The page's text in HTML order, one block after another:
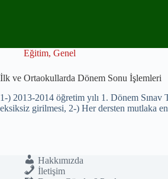
Eğitim, Genel
İlk ve Ortaokullarda Dönem Sonu İşlemleri
1-) 2013-2014 öğretim yılı 1. Dönem Sınav
eksiksiz girilmesi, 2-) Her dersten mutlaka
Hakkımızda
İletişim